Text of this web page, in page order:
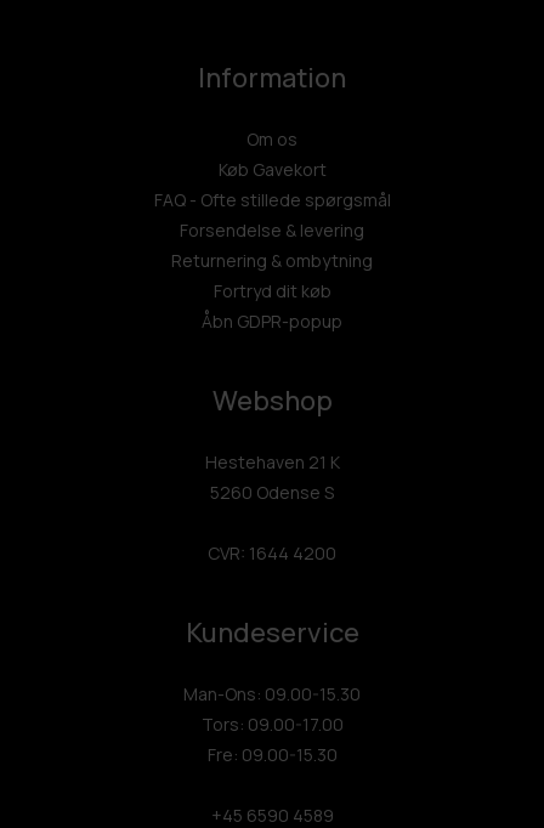
Information
Om os
Køb Gavekort
FAQ - Ofte stillede spørgsmål
Forsendelse & levering
Returnering & ombytning
Fortryd dit køb
Åbn GDPR-popup
Webshop
Hestehaven 21 K
5260 Odense S
CVR: 1644 4200
Kundeservice
Man-Ons: 09.00-15.30
Tors: 09.00-17.00
Fre: 09.00-15.30
+45 6590 4589